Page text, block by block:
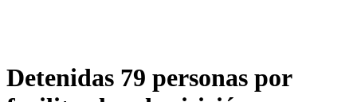
Detenidas 79 personas por